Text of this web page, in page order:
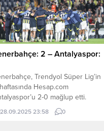
2 – Antalyaspor:
Trendyol Süper Lig’in
Hesap.com
2-0 mağlup etti.
Merkezi – Fenerbahçe,
Süper Lig’in 7. haftasında
28.09.2025 23:58 0